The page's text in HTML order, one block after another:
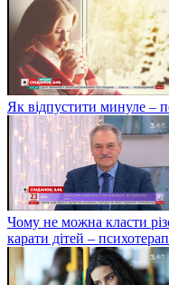
Як відпустити минуле –
Чому не можна класти
карати дітей –